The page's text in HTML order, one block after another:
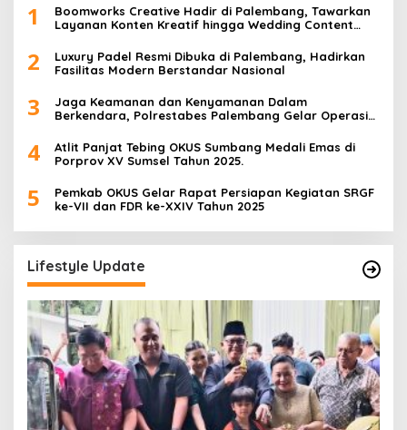
1
Boomworks Creative Hadir di Palembang, Tawarkan
Layanan Konten Kreatif hingga Wedding Content
2
Luxury Padel Resmi Dibuka di Palembang, Hadirkan
Fasilitas Modern Berstandar Nasional
3
Jaga Keamanan dan Kenyamanan Dalam
Berkendara, Polrestabes Palembang Gelar Operasi
4
Atlit Panjat Tebing OKUS Sumbang Medali Emas di
Porprov XV Sumsel Tahun 2025.
5
Pemkab OKUS Gelar Rapat Persiapan Kegiatan SRGF
ke-VII dan FDR ke-XXIV Tahun 2025
Lifestyle Update